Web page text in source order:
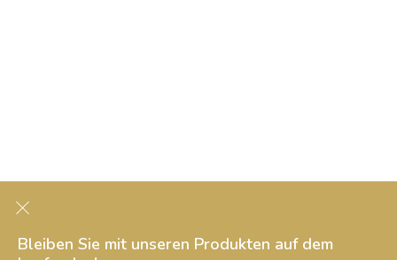
Bleiben Sie mit unseren Produkten auf dem